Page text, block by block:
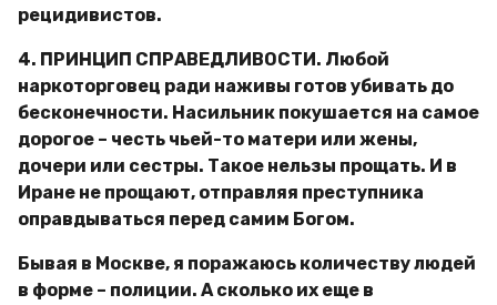
рецидивистов.
4. ПРИНЦИП СПРАВЕДЛИВОСТИ. Любой
наркоторговец ради наживы готов убивать до
бесконечности. Насильник покушается на самое
дорогое – честь чьей-то матери или жены,
дочери или сестры. Такое нельзы прощать. И в
Иране не прощают, отправляя преступника
оправдываться перед самим Богом.
Бывая в Москве, я поражаюсь количеству людей
в форме – полиции. А сколько их еще в